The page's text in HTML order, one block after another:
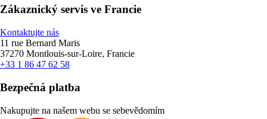
Zákaznický servis ve Francie
Kontaktujte nás
11 rue Bernard Maris
37270 Montlouis-sur-Loire, Francie
+33 1 86 47 62 58
Bezpečná platba
Nakupujte na našem webu se sebevědomím